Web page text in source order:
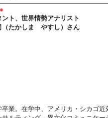
ント、世界情勢アナリスト
たかしま やすし）さん
業。在学中、アメリカ・シカゴ近